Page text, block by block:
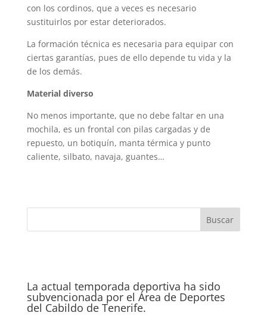
con los cordinos, que a veces es necesario
sustituirlos por estar deteriorados.
La formación técnica es necesaria para equipar con
ciertas garantías, pues de ello depende tu vida y la
de los demás.
Material diverso
No menos importante, que no debe faltar en una
mochila, es un frontal con pilas cargadas y de
repuesto, un botiquín, manta térmica y punto
caliente, silbato, navaja, guantes…
La actual temporada deportiva ha sido
subvencionada por el Área de Deportes
del Cabildo de Tenerife.